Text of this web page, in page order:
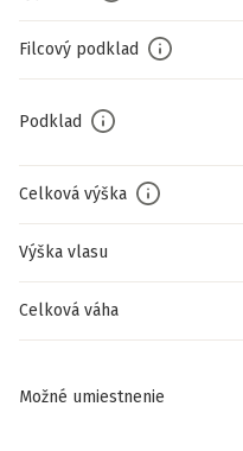
Filcový podklad
Podklad
Celková výška
Výška vlasu
Celková váha
Možné umiestnenie